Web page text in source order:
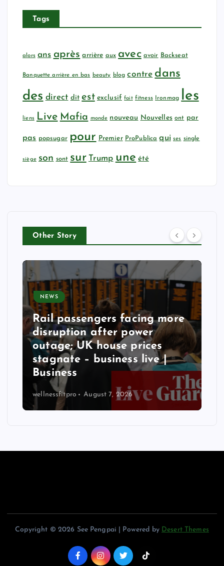
Tags
alors ans après arrière aux avec avoir Backseat
Banquette arrière en bas beauty blog contre dans
des direct dit est exclusif fait fitness Ironmag les
liens Live Mafia monde nouveau Nouvelles ont par
pas popsugar pour Premier ProPublica qui ses single
siège son sont sur Trump une été
Other Story
NEWS
Rail passengers facing more
disruption after power
outage; UK house prices
stagnate – business live |
Business
wellnessfitpro August 7, 2026
Copyright © 2026 See Pengpai | Powered by Desert Themes